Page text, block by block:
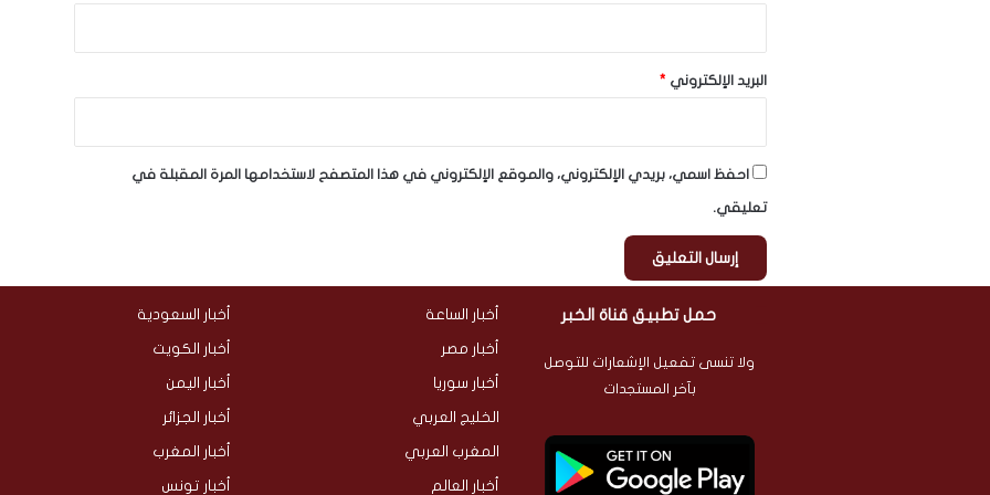
البريد الإلكتروني *
احفظ اسمي، بريدي الإلكتروني، والموقع الإلكتروني في هذا المتصفح لاستخدامها المرة المقبلة في
تعليقي.
حمل تطبيق قناة الخبر
ولا تنسى تفعيل الإشعارات للتوصل
بآخر المستجدات
أخبار الساعة
أخبار مصر
أخبار سوريا
الخليج العربي
المغرب العربي
أخبار العالم
أخبار السعودية
أخبار الكويت
أخبار اليمن
أخبار الجزائر
أخبار المغرب
أخبار تونس